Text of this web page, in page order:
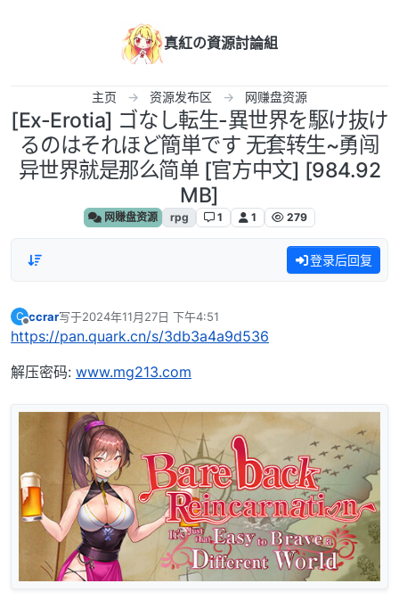
真紅の資源討論組
主页 资源发布区 网赚盘资源
[Ex-Erotia] ゴなし転生-異世界を駆け抜け
るのはそれほど簡単です 无套转生~勇闯
异世界就是那么简单 [官方中文] [984.92
MB]
网赚盘资源 rpg 1 1 279
登录后回复
C
离线
ccrar写于2024年11月27日 下午4:51
最后由 编辑
https://pan.quark.cn/s/3db3a4a9d536
解压密码: www.mg213.com